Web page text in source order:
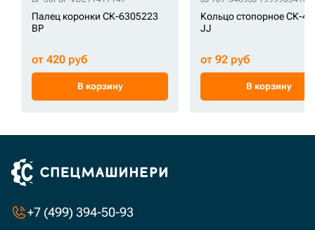
Палец коронки СК-6305223
BP
от 420 руб
В корзину
Кольцо стопорное СК-
JJ
от 92 руб
В корзину
+7 (499) 394-50-93